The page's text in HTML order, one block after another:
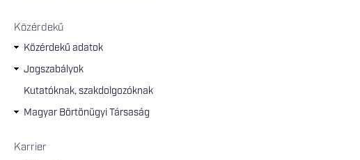
Közérdekű
Közérdekű adatok
Jogszabályok
Kutatóknak, szakdolgozóknak
Magyar Börtönügyi Társaság
Karrier